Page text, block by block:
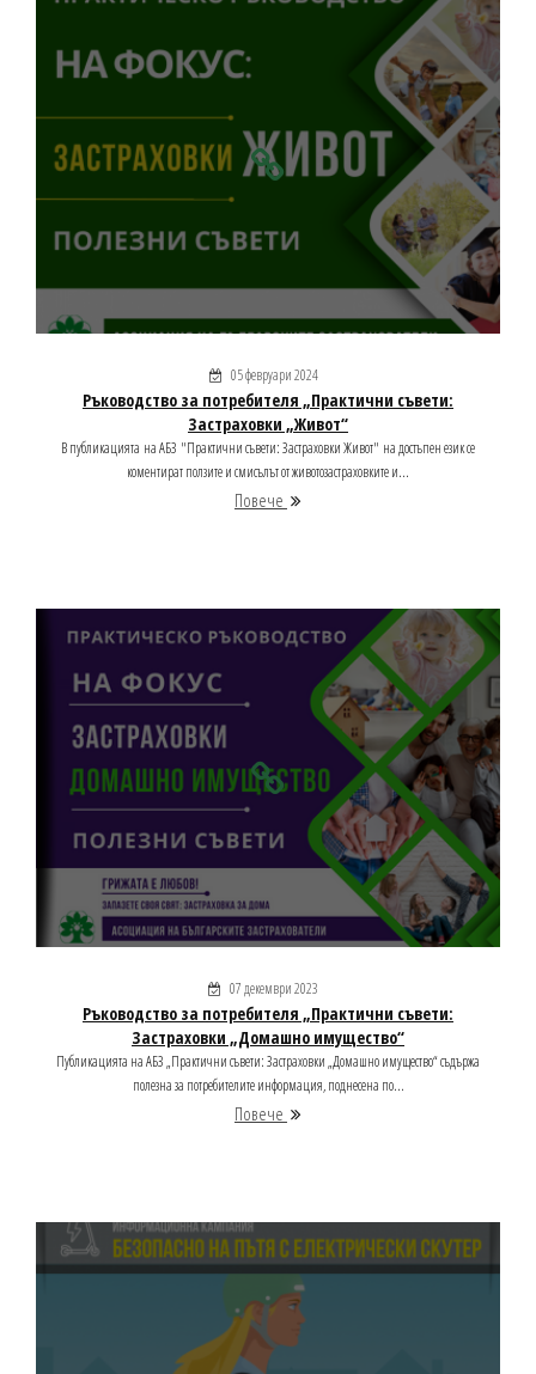
05 февруари 2024
Ръководство за потребителя „Практични съвети:
Застраховки „Живот“
В публикацията на АБЗ "Практични съвети: Застраховки Живот" на достъпен език се
коментират ползите и смисълът от животозастраховките и...
Повече
07 декември 2023
Ръководство за потребителя „Практични съвети:
Застраховки „Домашно имущество“
Публикацията на АБЗ „Практични съвети: Застраховки „Домашно имущество“ съдържа
полезна за потребителите информация, поднесена по...
Повече